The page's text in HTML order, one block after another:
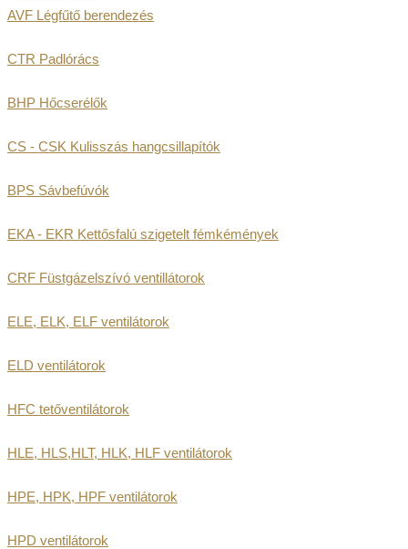
AVF Légfűtő berendezés
CTR Padlórács
BHP Hőcserélők
CS - CSK Kulisszás hangcsillapítók
BPS Sávbefúvók
EKA - EKR Kettősfalú szigetelt fémkémények
CRF Füstgázelszívó ventillátorok
ELE, ELK, ELF ventilátorok
ELD ventilátorok
HFC tetőventilátorok
HLE, HLS,HLT, HLK, HLF ventilátorok
HPE, HPK, HPF ventilátorok
HPD ventilátorok